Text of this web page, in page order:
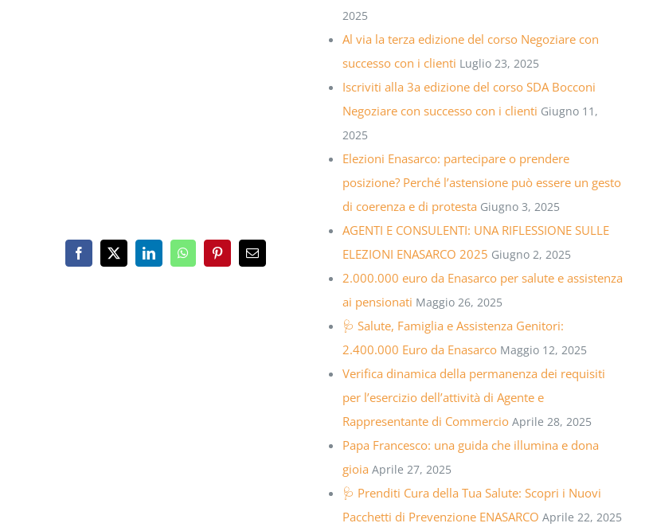
2025
Al via la terza edizione del corso Negoziare con
successo con i clienti Luglio 23, 2025
Iscriviti alla 3a edizione del corso SDA Bocconi
Negoziare con successo con i clienti Giugno 11,
2025
Elezioni Enasarco: partecipare o prendere
posizione? Perché l’astensione può essere un gesto
di coerenza e di protesta Giugno 3, 2025
AGENTI E CONSULENTI: UNA RIFLESSIONE SULLE
ELEZIONI ENASARCO 2025 Giugno 2, 2025
2.000.000 euro da Enasarco per salute e assistenza
ai pensionati Maggio 26, 2025
🩺 Salute, Famiglia e Assistenza Genitori:
2.400.000 Euro da Enasarco Maggio 12, 2025
Verifica dinamica della permanenza dei requisiti
per l’esercizio dell’attività di Agente e
Rappresentante di Commercio Aprile 28, 2025
Papa Francesco: una guida che illumina e dona
gioia Aprile 27, 2025
🩺 Prenditi Cura della Tua Salute: Scopri i Nuovi
Pacchetti di Prevenzione ENASARCO Aprile 22, 2025